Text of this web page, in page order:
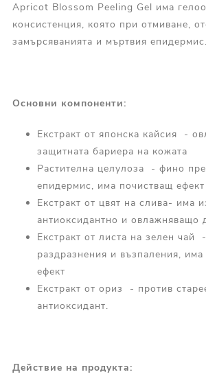
Apricot Blossom Peeling Gel има
консистенция, която при отмиване,
замърсяванията и мъртвия епидермис.
Основни компоненти:
Екстракт от японска кайсия -
защитната бариера на кожата
Растителна целулоза - фино
епидермис, има почистващ ефект
Екстракт от цвят на слива- има
антиоксидантно и овлажняващо
Екстракт от листа на зелен чай
раздразнения и възпаления,
ефект
Екстракт от ориз - против
антиоксидант.
Действие на продукта: